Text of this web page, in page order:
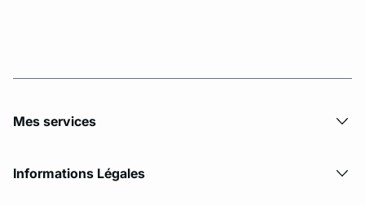
Mes services
Informations Légales